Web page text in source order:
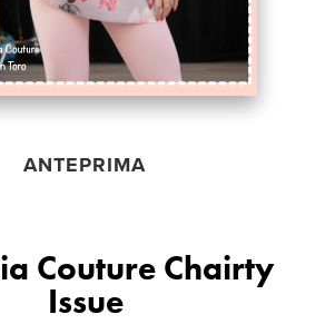
ANTEPRIMA
Couture Chairty
Issue